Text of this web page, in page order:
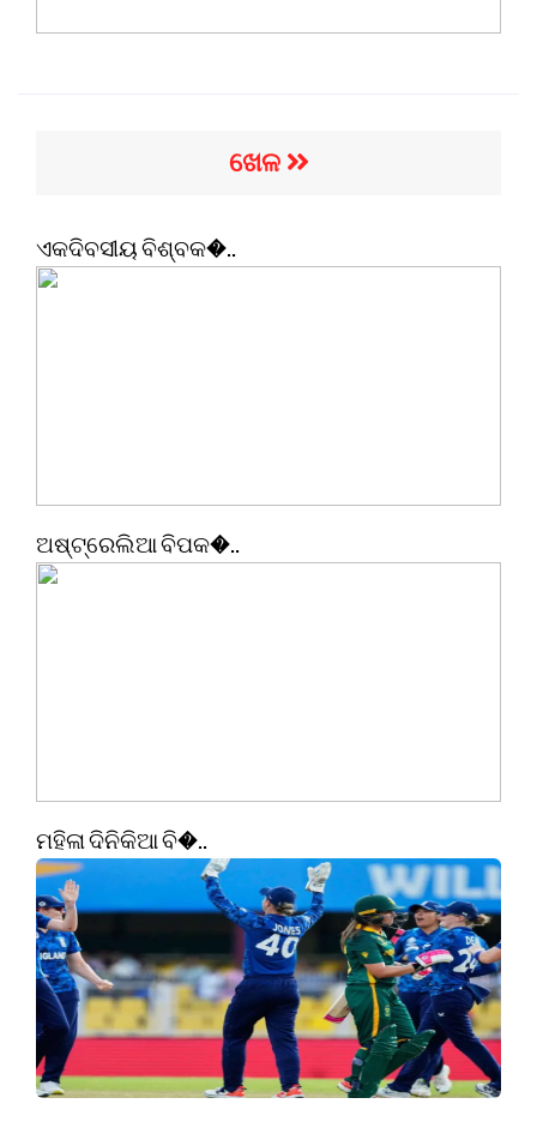
ଖେଳ
ଏକଦିବସୀୟ ବିଶ୍ବକ�..
ଅଷ୍ଟ୍ରେଲିଆ ବିପକ�..
ମହିଳା ଦିନିକିଆ ବି�..